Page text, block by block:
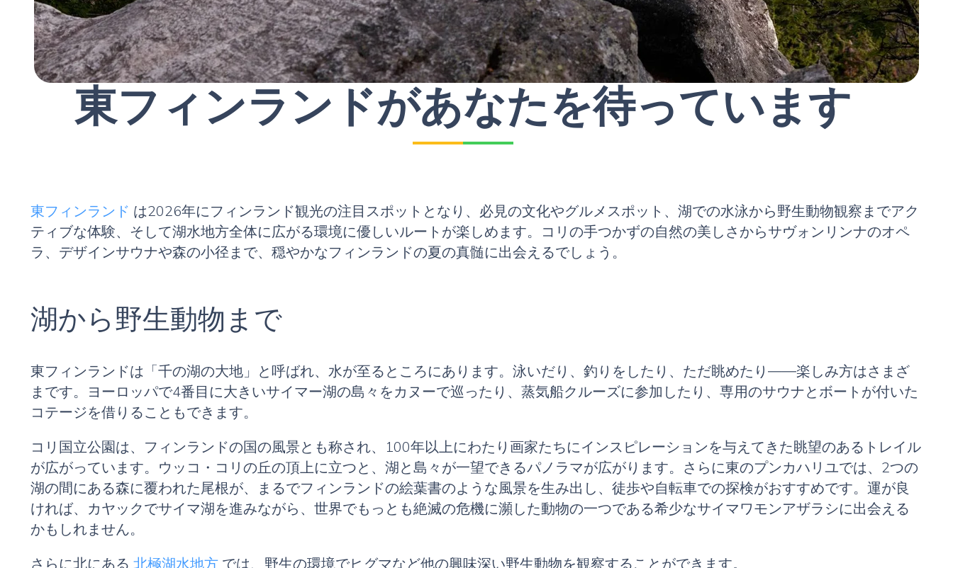
東フィンランドがあなたを待っています
東フィンランド は2026年にフィンランド観光の注目スポットとなり、必見の文化やグルメスポット、湖での水泳から野生動物観察までアク
ティブな体験、そして湖水地方全体に広がる環境に優しいルートが楽しめます。コリの手つかずの自然の美しさからサヴォンリンナのオペ
ラ、デザインサウナや森の小径まで、穏やかなフィンランドの夏の真髄に出会えるでしょう。
湖から野生動物まで
東フィンランドは「千の湖の大地」と呼ばれ、水が至るところにあります。泳いだり、釣りをしたり、ただ眺めたり――楽しみ方はさまざ
まです。ヨーロッパで4番目に大きいサイマー湖の島々をカヌーで巡ったり、蒸気船クルーズに参加したり、専用のサウナとボートが付いた
コテージを借りることもできます。
コリ国立公園は、フィンランドの国の風景とも称され、100年以上にわたり画家たちにインスピレーションを与えてきた眺望のあるトレイル
が広がっています。ウッコ・コリの丘の頂上に立つと、湖と島々が一望できるパノラマが広がります。さらに東のプンカハリユでは、2つの
湖の間にある森に覆われた尾根が、まるでフィンランドの絵葉書のような風景を生み出し、徒歩や自転車での探検がおすすめです。運が良
ければ、カヤックでサイマ湖を進みながら、世界でもっとも絶滅の危機に瀕した動物の一つである希少なサイマワモンアザラシに出会える
かもしれません。
さらに北にある 北極湖水地方 では、野生の環境でヒグマなど他の興味深い野生動物を観察することができます。